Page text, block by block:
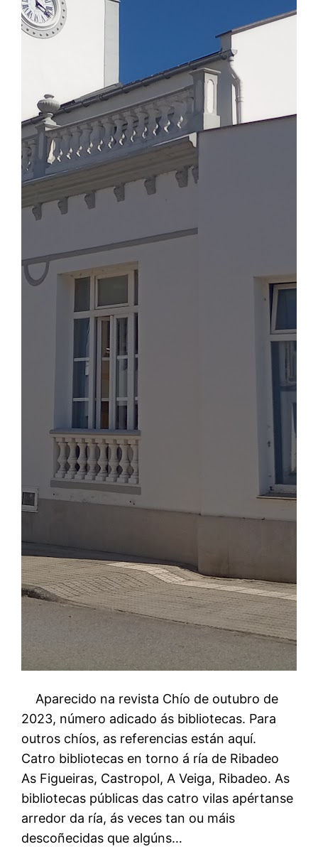
Aparecido na revista Chío de outubro de
2023, número adicado ás bibliotecas. Para
outros chíos, as referencias están aquí.
Catro bibliotecas en torno á ría de Ribadeo
As Figueiras, Castropol, A Veiga, Ribadeo. As
bibliotecas públicas das catro vilas apértanse
arredor da ría, ás veces tan ou máis
descoñecidas que algúns…